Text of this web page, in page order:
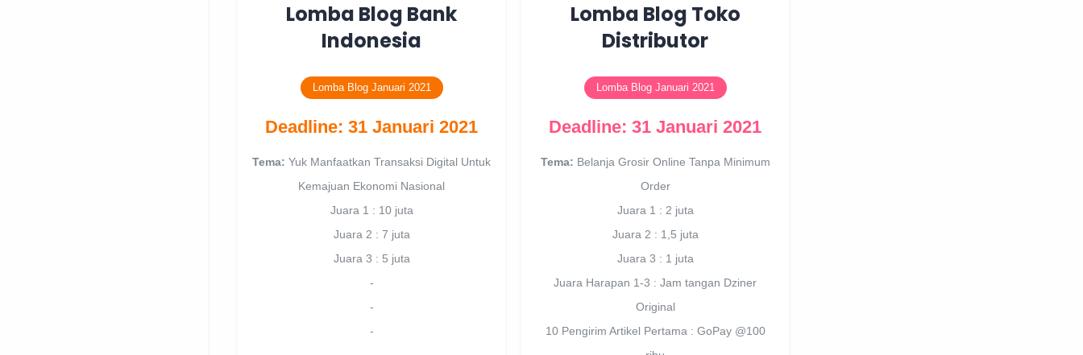
Lomba Blog Bank
Indonesia
Lomba Blog Januari 2021
Deadline: 31 Januari 2021
Tema: Yuk Manfaatkan Transaksi Digital Untuk
Kemajuan Ekonomi Nasional
Juara 1 : 10 juta
Juara 2 : 7 juta
Juara 3 : 5 juta
-
-
-
Lomba Blog Toko
Distributor
Lomba Blog Januari 2021
Deadline: 31 Januari 2021
Tema: Belanja Grosir Online Tanpa Minimum
Order
Juara 1 : 2 juta
Juara 2 : 1,5 juta
Juara 3 : 1 juta
Juara Harapan 1-3 : Jam tangan Dziner
Original
10 Pengirim Artikel Pertama : GoPay @100